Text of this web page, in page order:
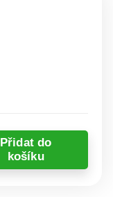
Přidat do
košíku